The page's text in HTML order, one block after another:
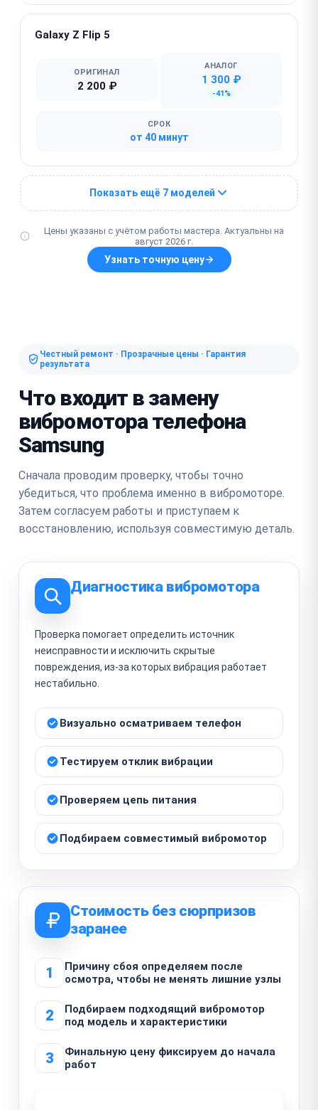
Galaxy Z Flip 5
ОРИГИНАЛ
2 200 ₽
АНАЛОГ
1 300 ₽
-41%
СРОК
от 40 минут
Показать ещё 7 моделей
Цены указаны с учётом работы мастера. Актуальны на
август 2026 г.
Узнать точную цену
Честный ремонт · Прозрачные цены · Гарантия
результата
Что входит в замену
вибромотора телефона
Samsung
Сначала проводим проверку, чтобы точно
убедиться, что проблема именно в вибромоторе.
Затем согласуем работы и приступаем к
восстановлению, используя совместимую деталь.
Диагностика вибромотора
Проверка помогает определить источник
неисправности и исключить скрытые
повреждения, из-за которых вибрация работает
нестабильно.
Визуально осматриваем телефон
Тестируем отклик вибрации
Проверяем цепь питания
Подбираем совместимый вибромотор
Стоимость без сюрпризов
заранее
1
Причину сбоя определяем после
осмотра, чтобы не менять лишние узлы
2
Подбираем подходящий вибромотор
под модель и характеристики
3
Финальную цену фиксируем до начала
работ